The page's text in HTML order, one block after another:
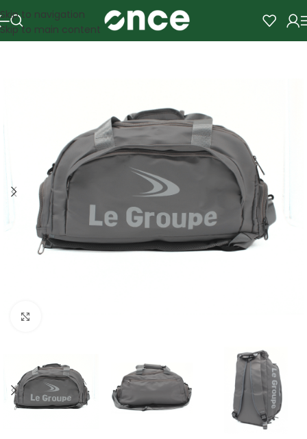
Skip to navigation
Skip to main content